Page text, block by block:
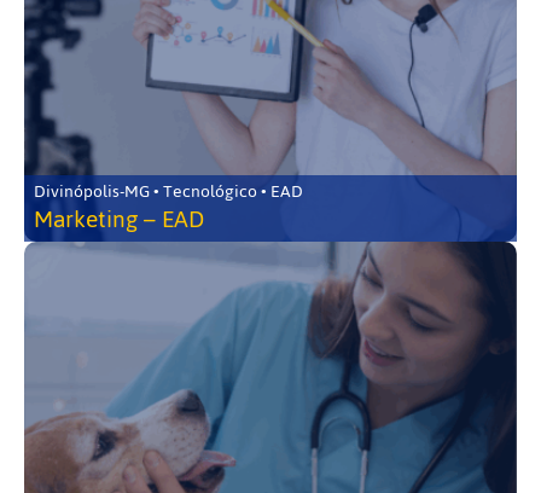
Divinópolis-MG • Tecnológico • EAD
Marketing – EAD